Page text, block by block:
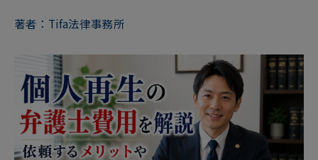
著者：Tifa法律事務所